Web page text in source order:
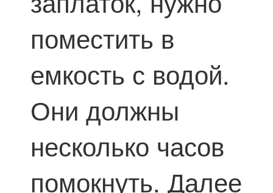
поместить в
емкость с водой.
Они должны
несколько часов
помокнуть. Далее